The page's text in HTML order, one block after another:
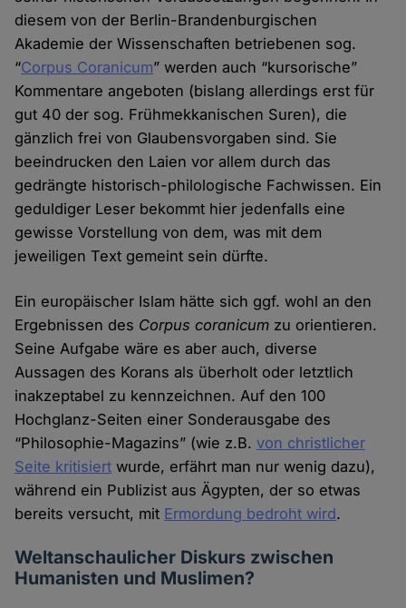
diesem von der Berlin-Brandenburgischen
Akademie der Wissenschaften betriebenen sog.
“Corpus Coranicum” werden auch “kursorische”
Kommentare angeboten (bislang allerdings erst für
gut 40 der sog. Frühmekkanischen Suren), die
gänzlich frei von Glaubensvorgaben sind. Sie
beeindrucken den Laien vor allem durch das
gedrängte historisch-philologische Fachwissen. Ein
geduldiger Leser bekommt hier jedenfalls eine
gewisse Vorstellung von dem, was mit dem
jeweiligen Text gemeint sein dürfte.
Ein europäischer Islam hätte sich ggf. wohl an den
Ergebnissen des Corpus coranicum zu orientieren.
Seine Aufgabe wäre es aber auch, diverse
Aussagen des Korans als überholt oder letztlich
inakzeptabel zu kennzeichnen. Auf den 100
Hochglanz-Seiten einer Sonderausgabe des
“Philosophie-Magazins” (wie z.B.von christlicher
Seite kritisiert wurde, erfährt man nur wenig dazu),
während ein Publizist aus Ägypten, der so etwas
bereits versucht, mit Ermordung bedroht wird.
Weltanschaulicher Diskurs zwischen
Humanisten und Muslimen?